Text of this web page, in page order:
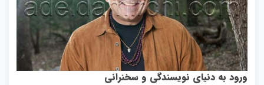
ورود به دنیای نویسندگی و سخنرانی